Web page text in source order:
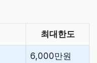
최대한도
6,000만원